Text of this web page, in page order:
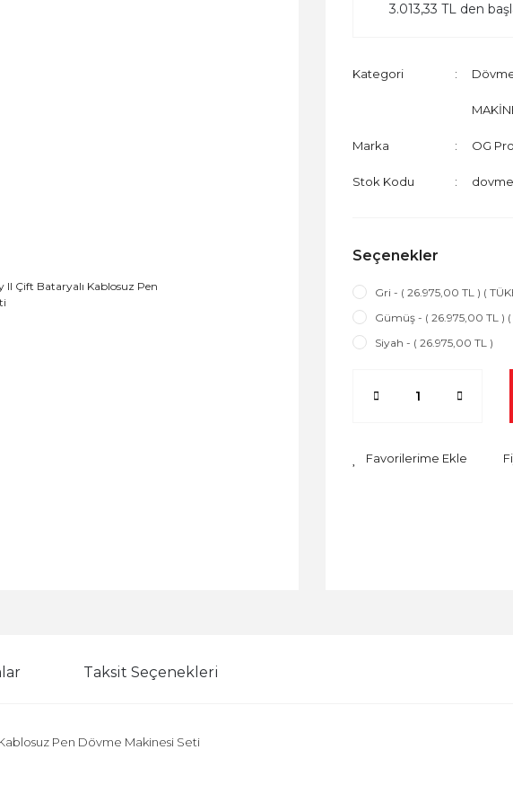
3.013,33 TL den
Kategori
Marka OG
Stok Kodu
Seçenekler
Gri - ( 26.975,00 TL ) (
Gümüş - ( 26.975,00 TL ) (
Siyah - ( 26.975,00 TL )
Taksit Seçenekleri
Pen Dövme Makinesi Seti